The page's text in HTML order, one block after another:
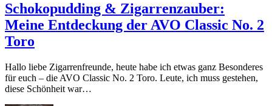
Schokopudding & Zigarrenzauber:
Meine Entdeckung der AVO Classic No. 2
Toro
Hallo liebe Zigarrenfreunde, heute habe ich etwas ganz Besonderes
für euch – die AVO Classic No. 2 Toro. Leute, ich muss gestehen,
diese Schönheit war…